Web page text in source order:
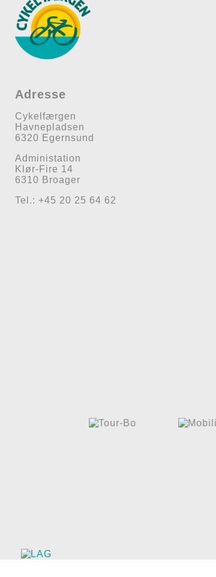
Adresse
Cykelfærgen
Havnepladsen
6320 Egernsund
Administation
Klør-Fire 14
6310 Broager
Tel.: +45 20 25 64 62